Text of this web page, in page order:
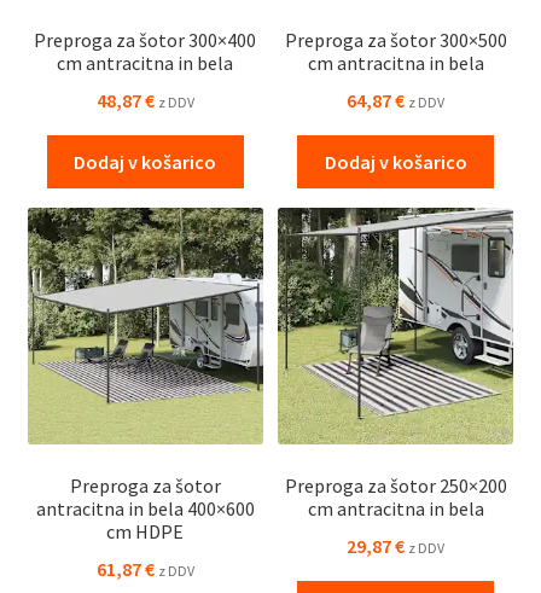
Preproga za šotor 300×400
cm antracitna in bela
48,87€ z DDV
Dodaj v košarico
Preproga za šotor 300×500
cm antracitna in bela
64,87€ z DDV
Dodaj v košarico
Preproga za šotor
antracitna in bela 400×600
cm HDPE
61,87€ z DDV
Preproga za šotor 250×200
cm antracitna in bela
29,87€ z DDV